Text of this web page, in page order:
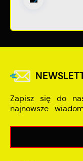
Zapisz się do
najnowsze